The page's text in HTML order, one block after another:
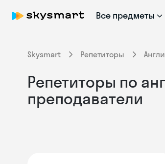
Все предметы
Skysmart Репетиторы
Репетиторы по
преподаватели